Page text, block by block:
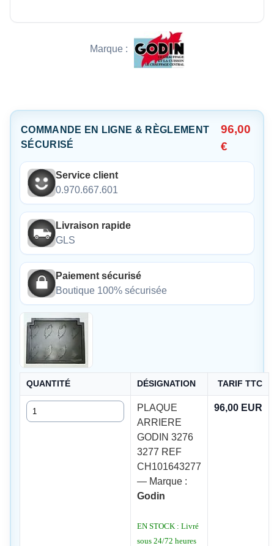
Marque :
COMMANDE EN LIGNE & RÈGLEMENT
SÉCURISÉ
96,00
€
Service client
0.970.667.601
Livraison rapide
GLS
Paiement sécurisé
Boutique 100% sécurisée
QUANTITÉ DÉSIGNATION TARIF TTC
Quantité
PLAQUE
ARRIERE
GODIN 3276
3277 REF
CH101643277
— Marque :
Godin
EN STOCK : Livré
sous 24/72 heures
96,00 EUR